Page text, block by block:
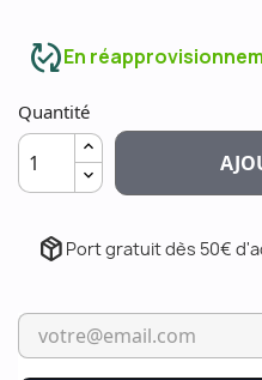
published_with_changesEn
Quantité
package_2 Port gratuit dès 50€